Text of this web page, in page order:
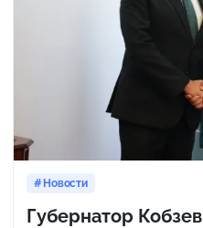
Новости
Губернатор